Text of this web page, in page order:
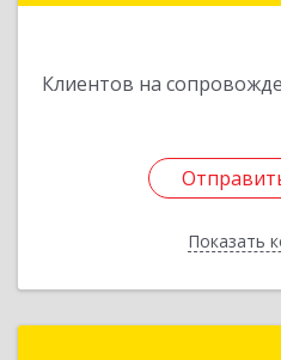
Клиентов на
Показать